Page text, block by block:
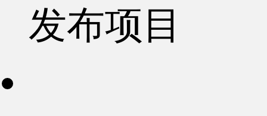
发布项目